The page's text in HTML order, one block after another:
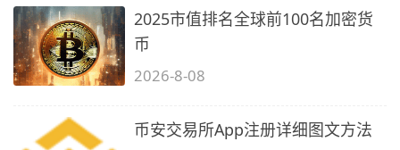
2025市值排名全球前100名加密货
币
2026-8-08
币安交易所App注册详细图文方法